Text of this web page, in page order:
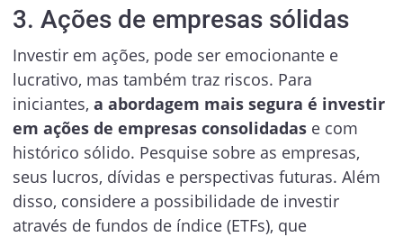
3. Ações de empresas sólidas
Investir em ações, pode ser emocionante e
lucrativo, mas também traz riscos. Para
iniciantes, a abordagem mais segura é investir
em ações de empresas consolidadase com
histórico sólido. Pesquise sobre as empresas,
seus lucros, dívidas e perspectivas futuras. Além
disso, considere a possibilidade de investir
através de fundos de índice (ETFs), que